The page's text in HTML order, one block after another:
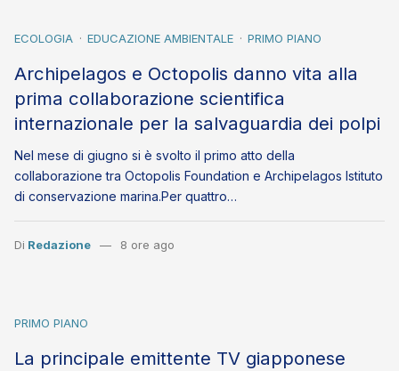
ECOLOGIA EDUCAZIONE AMBIENTALE PRIMO PIANO
Archipelagos e Octopolis danno vita alla
prima collaborazione scientifica
internazionale per la salvaguardia dei polpi
Nel mese di giugno si è svolto il primo atto della
collaborazione tra Octopolis Foundation e Archipelagos Istituto
di conservazione marina.Per quattro…
Di Redazione 8 ore ago
PRIMO PIANO
La principale emittente TV giapponese